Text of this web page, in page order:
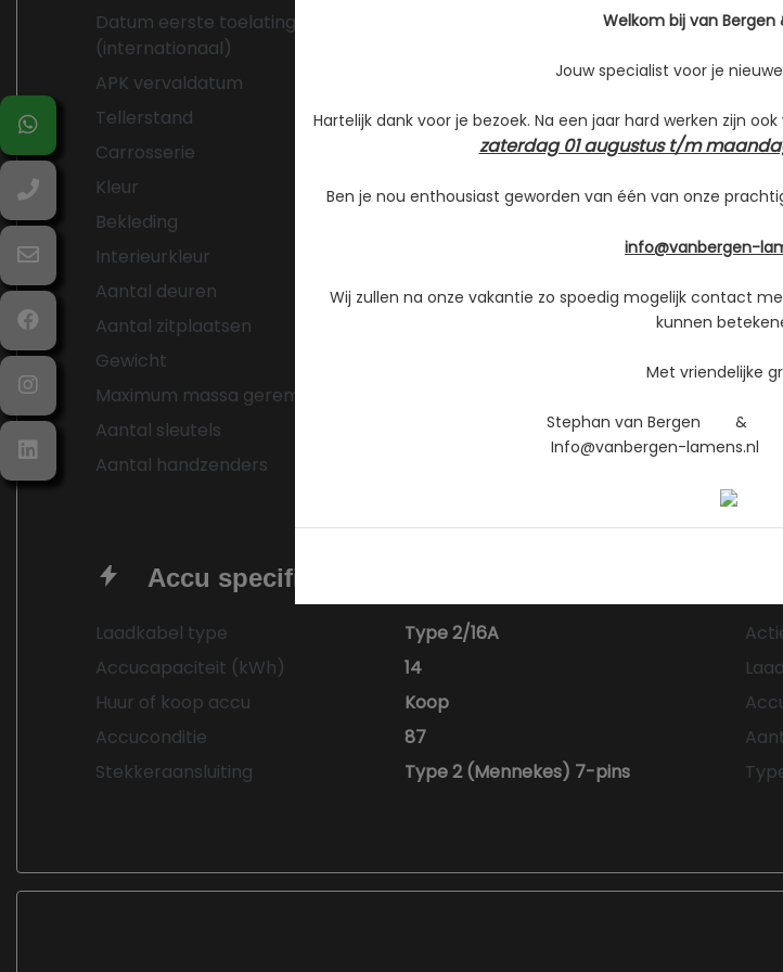
Datum eerste toelating
(internationaal)
APK vervaldatum
Tellerstand
83.262 KM
Carrosserie
Kleur
Zwart Metallic
Bekleding
Interieurkleur
Aantal deuren
5
Aantal zitplaatsen
Gewicht
Maximum massa geremd
Aantal sleutels
Aantal handzenders
Accu specificaties
Laadkabel type Type 2/16A
Accucapaciteit (kWh)
14
Huur of koop accu
Koop
Accuconditie
87
Stekkeraansluiting
Type 2 (Mennekes) 7-pins
Welkom bij van Bergen
Jouw specialist voor je
Hartelijk dank voor je bezoek. Na een jaar hard werken zijn
zaterdag 01 augustus t/m
Ben je nou enthousiast geworden van één van onze
info@vanbergen-
Wij zullen na onze vakantie zo spoedig mogelijk contact
kunnen
Met vriendelijke
Stephan van Bergen &
Info@vanbergen-lamens.nl